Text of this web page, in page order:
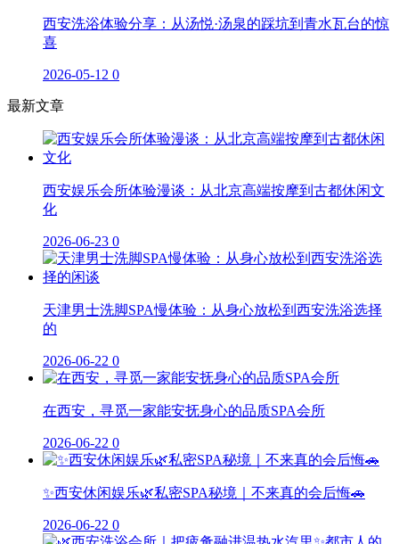
西安洗浴体验分享：从汤悦·汤泉的踩坑到青水瓦台的惊
喜
2026-05-12 0
最新文章
西安娱乐会所体验漫谈：从北京高端按摩到古都休闲文
化
2026-06-23 0
天津男士洗脚SPA慢体验：从身心放松到西安洗浴选择
的
2026-06-22 0
在西安，寻觅一家能安抚身心的品质SPA会所
2026-06-22 0
✨西安休闲娱乐🌿私密SPA秘境｜不来真的会后悔🚗
2026-06-22 0